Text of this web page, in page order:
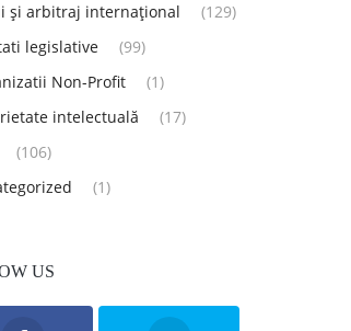
și arbitraj internațional
(129)
legislative
(99)
Non-Profit
(1)
intelectuală
(17)
(106)
(1)
US